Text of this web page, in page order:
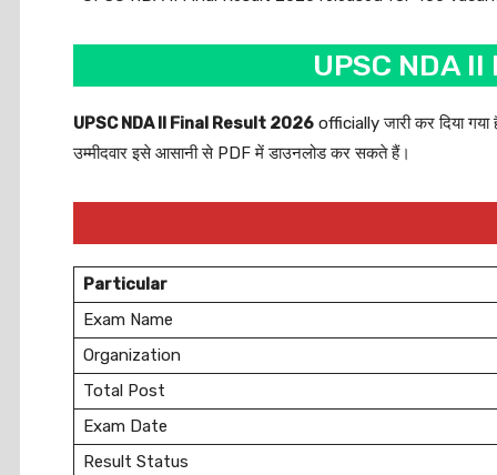
UPSC NDA
UPSC NDA II Final Result 2026 officially जारी कर दिया
उम्मीदवार इसे आसानी से PDF में डाउनलोड कर सकते हैं।
Particular
Exam Name
Organization
Total Post
Exam Date
Result Status